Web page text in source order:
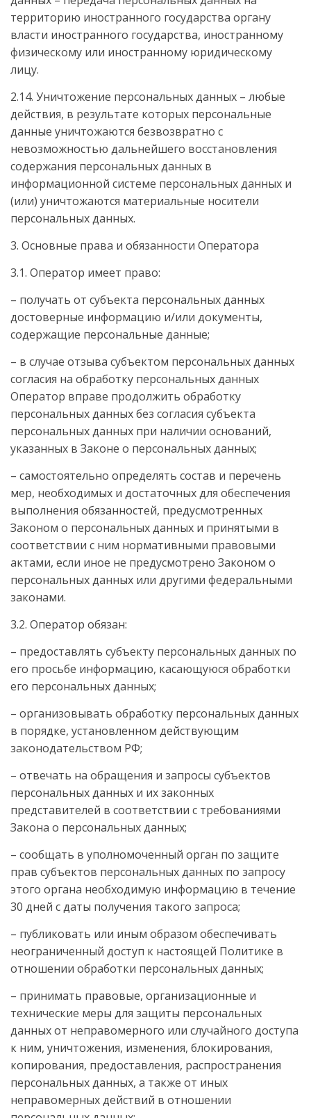
территорию иностранного государства органу
власти иностранного государства, иностранному
физическому или иностранному юридическому
лицу.
2.14. Уничтожение персональных данных – любые
действия, в результате которых персональные
данные уничтожаются безвозвратно с
невозможностью дальнейшего восстановления
содержания персональных данных в
информационной системе персональных данных и
(или) уничтожаются материальные носители
персональных данных.
3. Основные права и обязанности Оператора
3.1. Оператор имеет право:
– получать от субъекта персональных данных
достоверные информацию и/или документы,
содержащие персональные данные;
– в случае отзыва субъектом персональных данных
согласия на обработку персональных данных
Оператор вправе продолжить обработку
персональных данных без согласия субъекта
персональных данных при наличии оснований,
указанных в Законе о персональных данных;
– самостоятельно определять состав и перечень
мер, необходимых и достаточных для обеспечения
выполнения обязанностей, предусмотренных
Законом о персональных данных и принятыми в
соответствии с ним нормативными правовыми
актами, если иное не предусмотрено Законом о
персональных данных или другими федеральными
законами.
3.2. Оператор обязан:
– предоставлять субъекту персональных данных по
его просьбе информацию, касающуюся обработки
его персональных данных;
– организовывать обработку персональных данных
в порядке, установленном действующим
законодательством РФ;
– отвечать на обращения и запросы субъектов
персональных данных и их законных
представителей в соответствии с требованиями
Закона о персональных данных;
– сообщать в уполномоченный орган по защите
прав субъектов персональных данных по запросу
этого органа необходимую информацию в течение
30 дней с даты получения такого запроса;
– публиковать или иным образом обеспечивать
неограниченный доступ к настоящей Политике в
отношении обработки персональных данных;
– принимать правовые, организационные и
технические меры для защиты персональных
данных от неправомерного или случайного доступа
к ним, уничтожения, изменения, блокирования,
копирования, предоставления, распространения
персональных данных, а также от иных
неправомерных действий в отношении